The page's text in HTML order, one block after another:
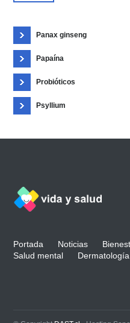
Panax ginseng
Papaína
Probióticos
Psyllium
Portada Noticias
Salud mental
Dermatología